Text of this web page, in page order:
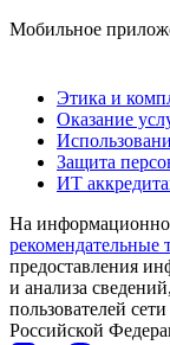
Мобильное
Этика и
Оказание
Защита
ИТ
На
рекомендательные
предоставления
и анализа
пользователей
Российской